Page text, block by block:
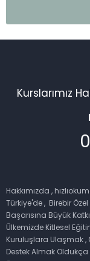
Kurslarımız
Hakkımızda ,
Türkiye'de , Birebir
Başarısına Büyük
Ülkemizde Kitlesel
Kuruluşlara Ulaşmak ,
Destek Almak